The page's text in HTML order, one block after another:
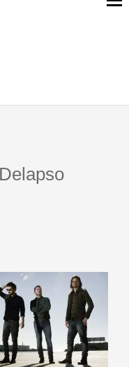
3.0] EN EXVITA
EXVITA [RELATIVA
A SERRAT